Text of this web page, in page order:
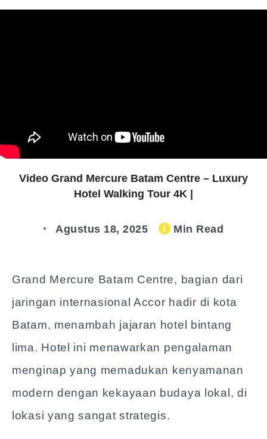
Video Grand Mercure Batam Centre – Luxury
Hotel Walking Tour 4K |
Agustus 18, 2025 1 Min Read
Grand Mercure Batam Centre, bagian dari
jaringan internasional Accor hadir di kota
Batam, menambah jajaran hotel bintang
lima. Hotel ini menawarkan pengalaman
menginap yang memadukan kenyamanan
modern dengan kekayaan budaya lokal, di
lokasi yang sangat strategis.